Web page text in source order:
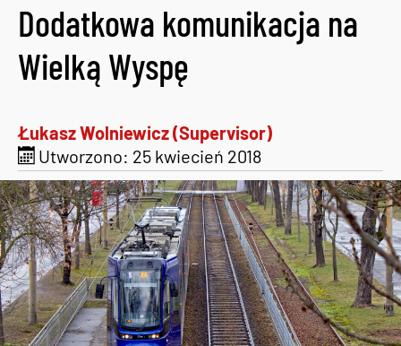
Dodatkowa komunikacja na
Wielką Wyspę
Łukasz Wolniewicz (Supervisor)
Utworzono: 25 kwiecień 2018